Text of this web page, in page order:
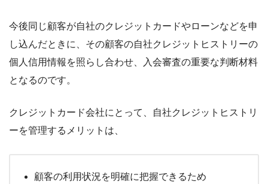
今後同じ顧客が自社のクレジットカードやローンなどを申
し込んだときに、その顧客の自社クレジットヒストリーの
個人信用情報を照らし合わせ、入会審査の重要な判断材料
となるのです。
クレジットカード会社にとって、自社クレジットヒストリ
ーを管理するメリットは、
顧客の利用状況を明確に把握できるため